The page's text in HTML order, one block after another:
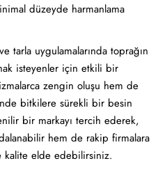
düzeyde harmanlama
tarla uygulamalarında toprağın
isteyenler için etkili bir
zengin oluşu hem de
bitkilere sürekli bir besin
bir markayı tercih ederek,
hem de rakip firmalara
kalite elde edebilirsiniz.